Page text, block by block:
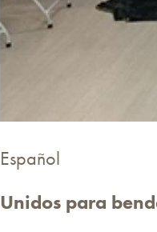
Español
Unidos para